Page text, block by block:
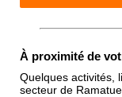
À proximité de
Quelques activités,
secteur de